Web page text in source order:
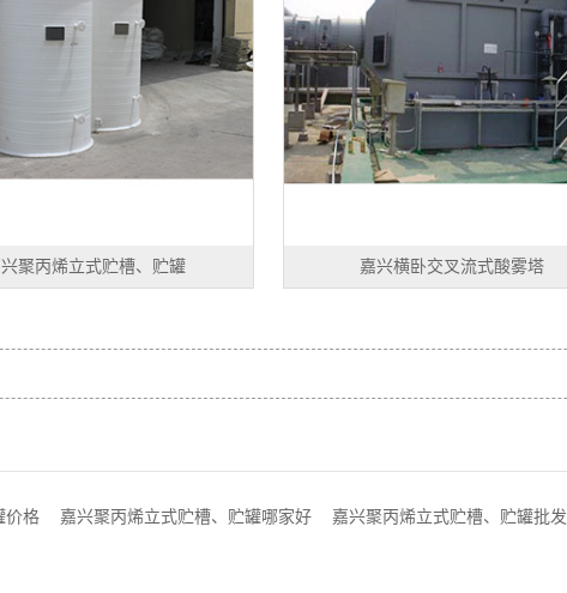
聚丙烯立式贮槽、贮罐 嘉兴横卧交叉流式酸雾塔
价格 嘉兴聚丙烯立式贮槽、贮罐哪家好 嘉兴聚丙烯立式贮槽、贮罐批发